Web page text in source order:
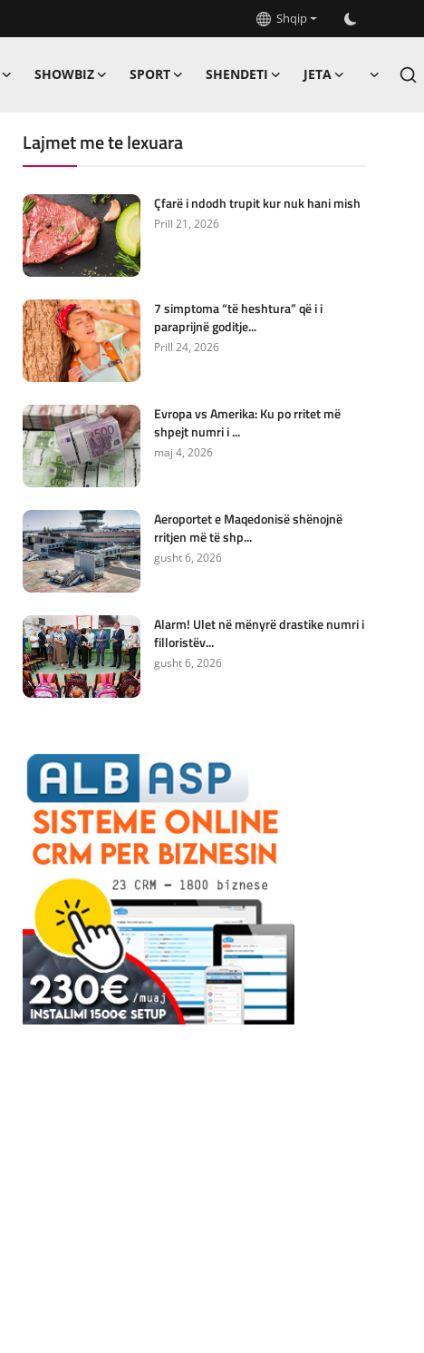
Shqip
SHOWBIZ SPORT SHENDETI JETA
Lajmet me te lexuara
Çfarë i ndodh trupit kur nuk hani mish
Prill 21, 2026
7 simptoma “të heshtura” që i i
paraprijnë goditje...
Prill 24, 2026
Evropa vs Amerika: Ku po rritet më
shpejt numri i ...
maj 4, 2026
Aeroportet e Maqedonisë shënojnë
rritjen më të shp...
gusht 6, 2026
Alarm! Ulet në mënyrë drastike numri i
filloristëv...
gusht 6, 2026